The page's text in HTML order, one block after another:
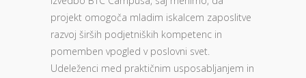
projekt omogoča mladim iskalcem zaposlitve
razvoj širših podjetniških kompetenc in
pomemben vpogled v poslovni svet.
Udeleženci med praktičnim usposabljanjem in